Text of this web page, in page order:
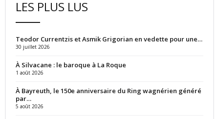
LES PLUS LUS
Teodor Currentzis et Asmik Grigorian en vedette pour une…
30 juillet 2026
À Silvacane : le baroque à La Roque
1 août 2026
À Bayreuth, le 150e anniversaire du Ring wagnérien généré
par…
5 août 2026